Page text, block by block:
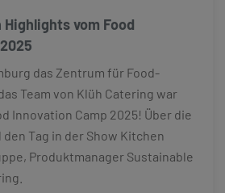
vom Food
das Zentrum für Food-
Team von Klüh Catering war
Innovation Camp 2025! Über die
Tag in der Show Kitchen
Produktmanager Sustainable